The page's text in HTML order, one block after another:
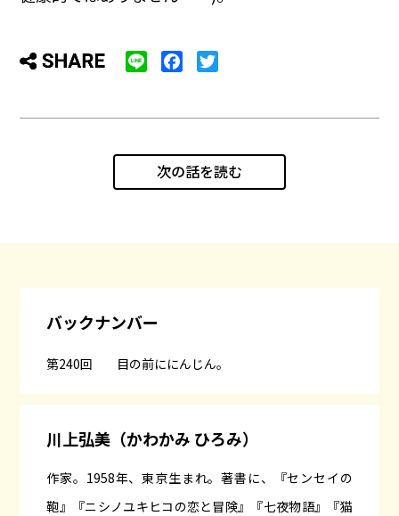
e
e
o
o
t
e
r
次の話を読む
バックナンバー
第240回 目の前ににんじん。
川上弘美（かわかみ ひろみ）
作家。1958年、東京生まれ。著書に、『センセイの
鞄』『ニシノユキヒコの恋と冒険』『七夜物語』『猫